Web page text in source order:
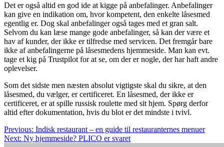
Det er også altid en god ide at kigge på anbefalinger. Anbefalinger
kan give en indikation om, hvor kompetent, den enkelte låsesmed
egentlig er. Dog skal anbefalinger også tages med et gran salt.
Selvom du kan læse mange gode anbefalinger, så kan der være et
hav af kunder, der ikke er tilfredse med servicen. Det fremgår bare
ikke af anbefalingerne på låsesmedens hjemmeside. Man kan evt.
tage et kig på Trustpilot for at se, om der er nogle, der har haft andre
oplevelser.
Som det sidste men næsten absolut vigtigste skal du sikre, at den
låsesmed, du vælger, er certificeret. En låsesmed, der ikke er
certificeret, er at spille russisk roulette med sit hjem. Spørg derfor
altid efter dokumentation, hvis du blot er det mindste i tvivl.
Indlægsnavigation
Previous: Indisk restaurant – en guide til restauranternes menuer
Next: Ny hjemmeside? PLICO er svaret